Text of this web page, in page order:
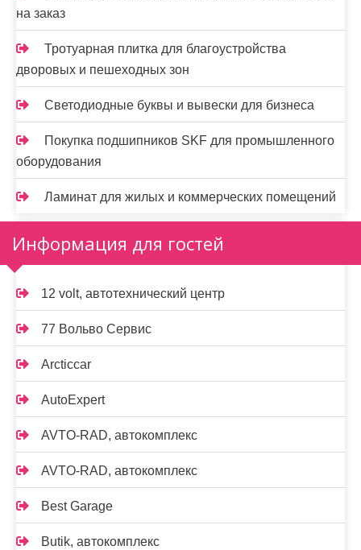
на заказ
Тротуарная плитка для благоустройства
дворовых и пешеходных зон
Светодиодные буквы и вывески для бизнеса
Покупка подшипников SKF для промышленного
оборудования
Ламинат для жилых и коммерческих помещений
Информация для гостей
12 volt, автотехнический центр
77 Вольво Сервис
Arcticcar
AutoExpert
AVTO-RAD, автокомплекс
AVTO-RAD, автокомплекс
Best Garage
Butik, автокомплекс